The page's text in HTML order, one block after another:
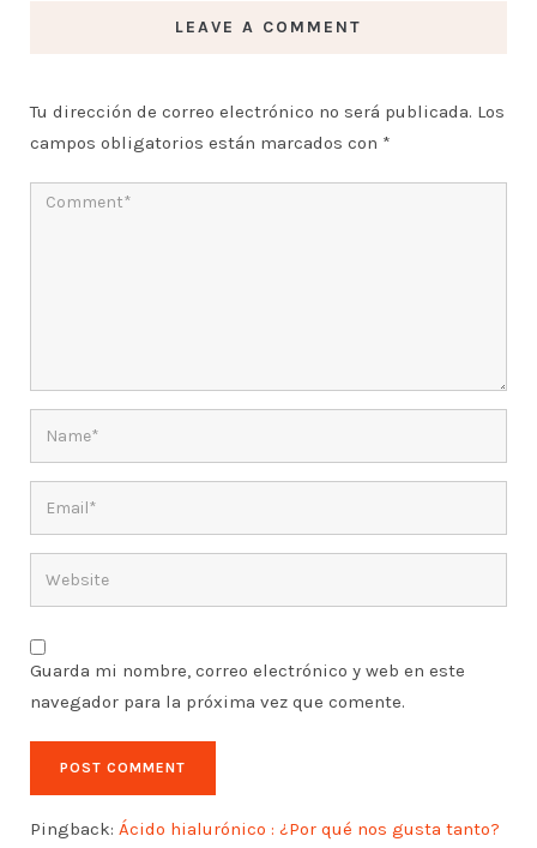
LEAVE A COMMENT
Tu dirección de correo electrónico no será publicada. Los
campos obligatorios están marcados con *
Guarda mi nombre, correo electrónico y web en este
navegador para la próxima vez que comente.
Pingback: Ácido hialurónico : ¿Por qué nos gusta tanto?